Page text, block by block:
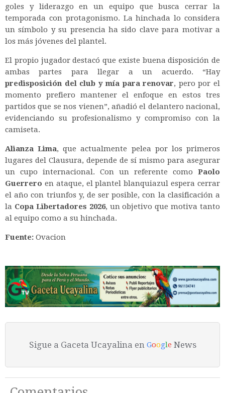
goles y liderazgo en un equipo que busca cerrar la
temporada con protagonismo. La hinchada lo considera
un símbolo y su presencia ha sido clave para motivar a
los más jóvenes del plantel.
El propio jugador destacó que existe buena disposición de
ambas partes para llegar a un acuerdo. “Hay
predisposición del club y mía para renovar, pero por el
momento prefiero mantener el enfoque en estos tres
partidos que se nos vienen”, añadió el delantero nacional,
evidenciando su profesionalismo y compromiso con la
camiseta.
Alianza Lima, que actualmente pelea por los primeros
lugares del Clausura, depende de sí mismo para asegurar
un cupo internacional. Con un referente como Paolo
Guerrero en ataque, el plantel blanquiazul espera cerrar
el año con triunfos y, de ser posible, con la clasificación a
la Copa Libertadores 2026, un objetivo que motiva tanto
al equipo como a su hinchada.
Fuente: Ovacion
Sigue a Gaceta Ucayalina en Google News